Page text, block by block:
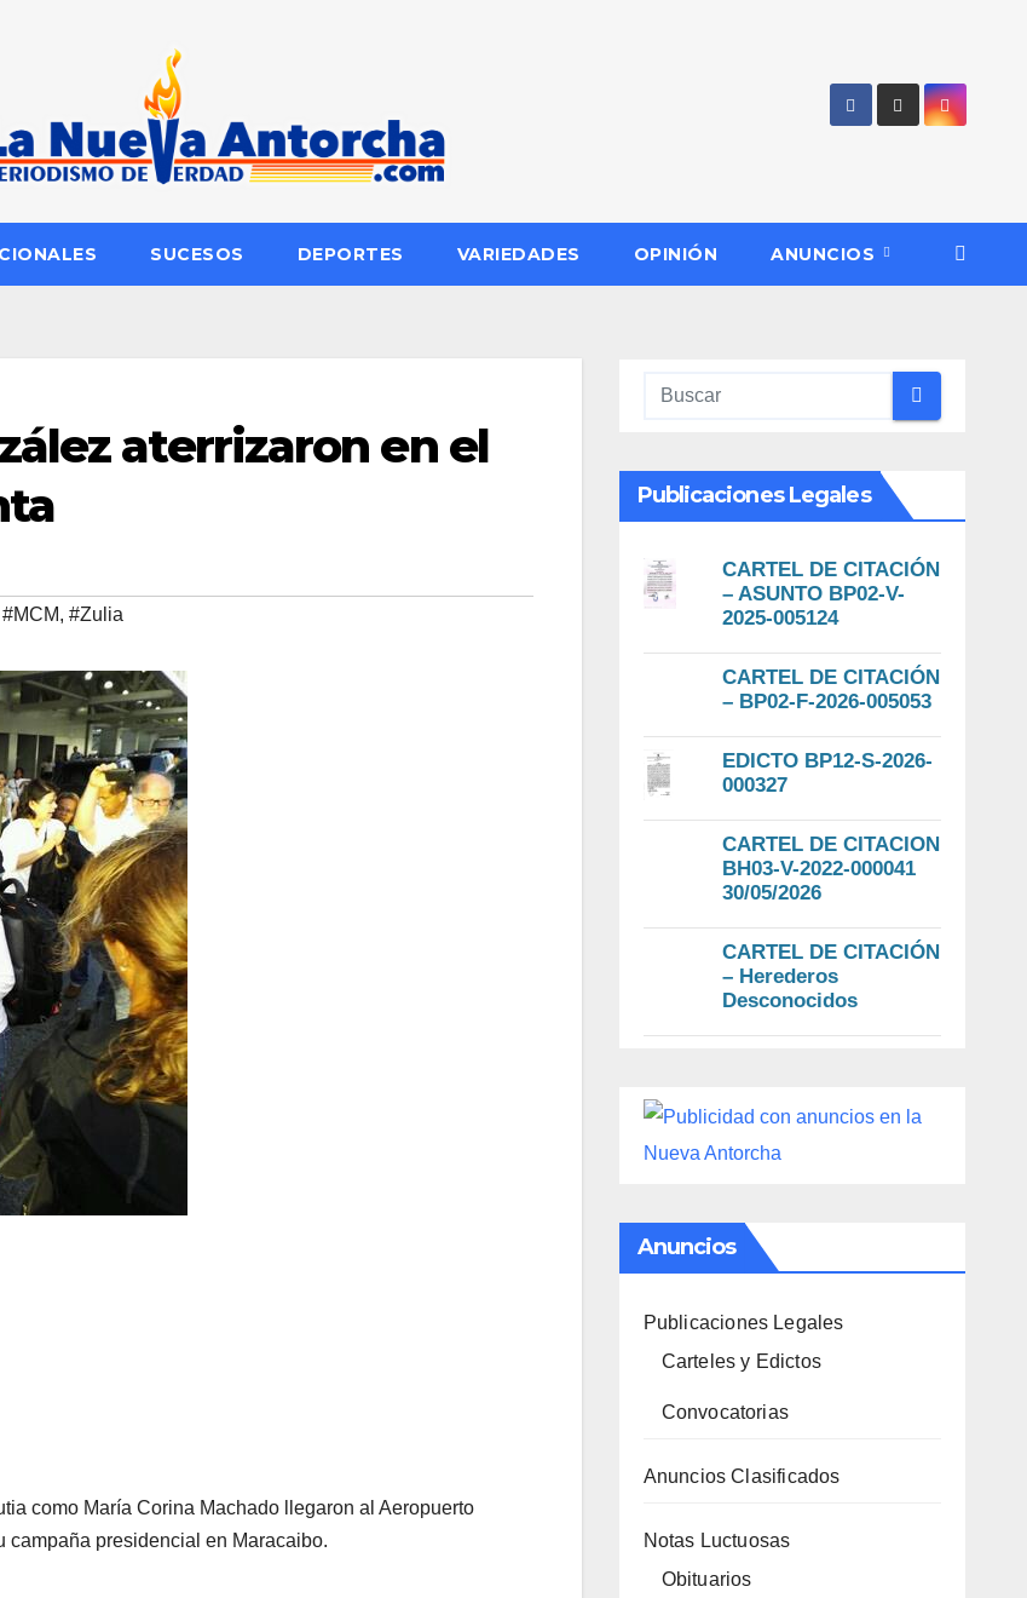
SUCESOS DEPORTES VARIEDADES OPINIÓN ANUNCIOS
aterrizaron en el
#MCM, #Zulia
como María Corina Machado llegaron al Aeropuerto
campaña presidencial en Maracaibo.
Publicaciones Legales
CARTEL DE CITACIÓN
– ASUNTO BP02-V-
2025-005124
CARTEL DE CITACIÓN
– BP02-F-2026-005053
EDICTO BP12-S-2026-
000327
CARTEL DE CITACION
BH03-V-2022-000041
30/05/2026
CARTEL DE CITACIÓN
– Herederos
Desconocidos
Anuncios
Publicaciones Legales
Carteles y Edictos
Convocatorias
Anuncios Clasificados
Notas Luctuosas
Obituarios